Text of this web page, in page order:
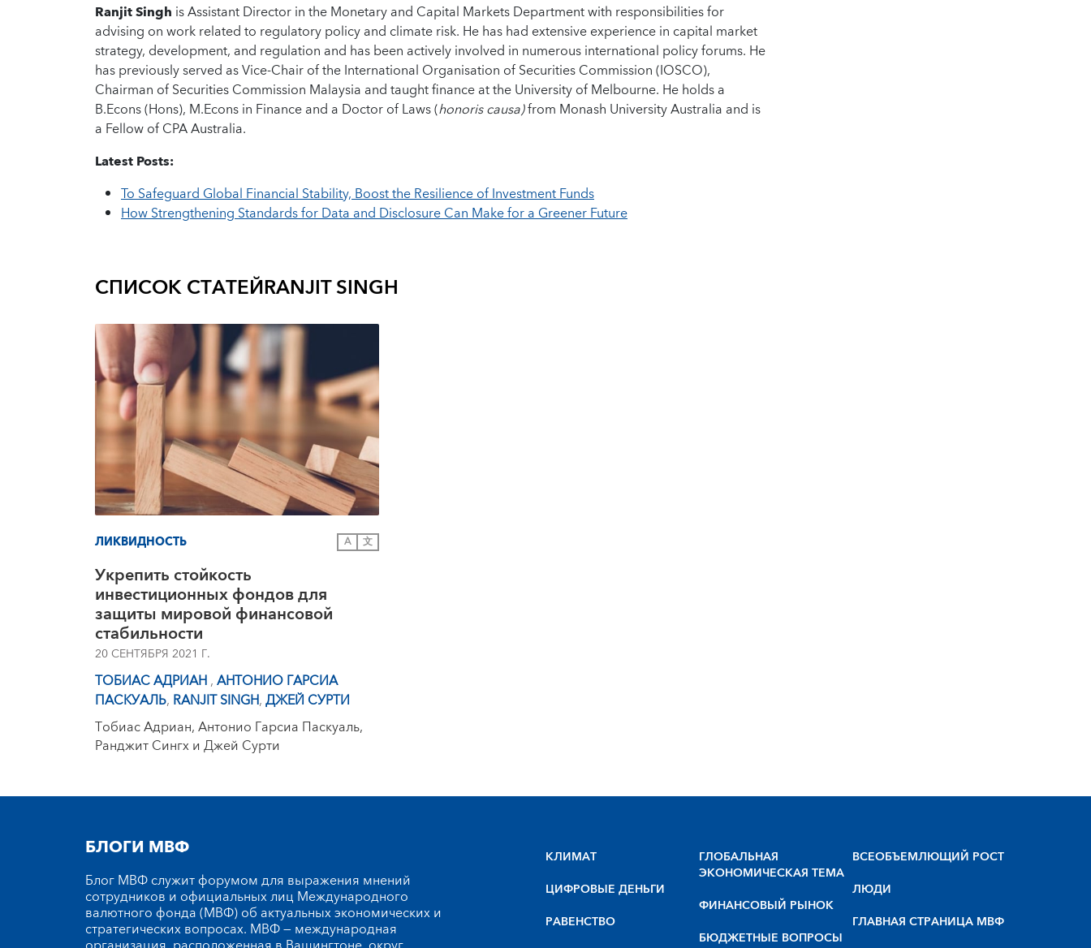
Ranjit Singh is Assistant Director in the Monetary and Capital Markets Department with responsibilities for
advising on work related to regulatory policy and climate risk. He has had extensive experience in capital market
strategy, development, and regulation and has been actively involved in numerous international policy forums. He
has previously served as Vice-Chair of the International Organisation of Securities Commission (IOSCO),
Chairman of Securities Commission Malaysia and taught finance at the University of Melbourne. He holds a
B.Econs (Hons), M.Econs in Finance and a Doctor of Laws (honoris causa)from Monash University Australia and is
a Fellow of CPA Australia.
Latest Posts:
To Safeguard Global Financial Stability, Boost the Resilience of Investment Funds
How Strengthening Standards for Data and Disclosure Can Make for a Greener Future
СПИСОК СТАТЕЙRANJIT SINGH
ЛИКВИДНОСТЬ A 文
Укрепить стойкость
инвестиционных фондов для
защиты мировой финансовой
стабильности
20 СЕНТЯБРЯ 2021 Г.
ТОБИАС АДРИАН,АНТОНИО ГАРСИА
ПАСКУАЛЬ, RANJIT SINGH,ДЖЕЙ СУРТИ
Тобиас Адриан, Антонио Гарсиа Паскуаль,
Ранджит Сингх и Джей Сурти
БЛОГИ МВФ
Блог МВФ служит форумом для выражения мнений
сотрудников и официальных лиц Международного
валютного фонда (МВФ) об актуальных экономических и
стратегических вопросах. МВФ — международная
КЛИМАТ
ЦИФРОВЫЕ ДЕНЬГИ
РАВЕНСТВО
ГЛОБАЛЬНАЯ
ЭКОНОМИЧЕСКАЯ ТЕМА
ФИНАНСОВЫЙ РЫНОК
БЮДЖЕТНЫЕ ВОПРОСЫ
BCEOБЪEMЛЮЩИЙ POCT
ЛЮДИ
ГЛАВНАЯ СТРАНИЦА МВФ